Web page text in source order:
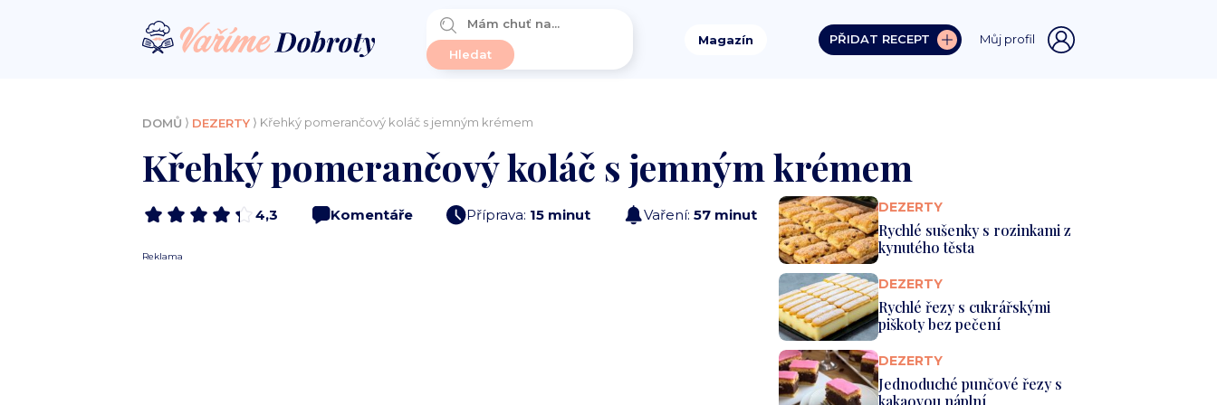
Magazín PŘIDAT RECEPT Můj profil
DOMŮ ⟩ DEZERTY⟩ Křehký pomerančový koláč s jemným krémem
Křehký pomerančový koláč s jemným krémem
4,3 Komentáře Příprava: 15 minut Vaření: 57 minut
Reklama
DEZERTY
Rychlé sušenky s rozinkami z
kynutého těsta
DEZERTY
Rychlé řezy s cukrářskými
piškoty bez pečení
DEZERTY
Jednoduché punčové řezy s
kakaovou náplní